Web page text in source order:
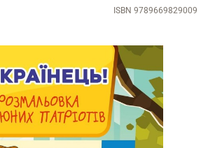
ISBN 9789669829009